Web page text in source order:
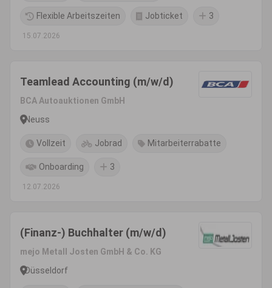
Flexible Arbeitszeiten Jobticket 3
15.07.2026
Teamlead Accounting (m/w/d)
BCA Autoauktionen GmbH
Neuss
Vollzeit Jobrad Mitarbeiterrabatte
Onboarding 3
12.07.2026
(Finanz-) Buchhalter (m/w/d)
mejo Metall Josten GmbH & Co. KG
Düsseldorf